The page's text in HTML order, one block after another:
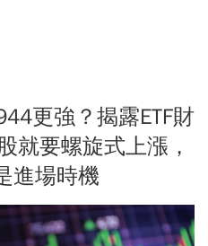
更強？揭露ETF財
要螺旋式上漲，
進場時機